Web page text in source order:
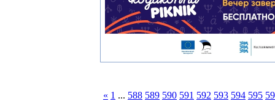
« 1 ... 588 589 590 591 592 593 594 595